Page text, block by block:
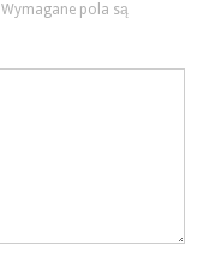
Wymagane pola są